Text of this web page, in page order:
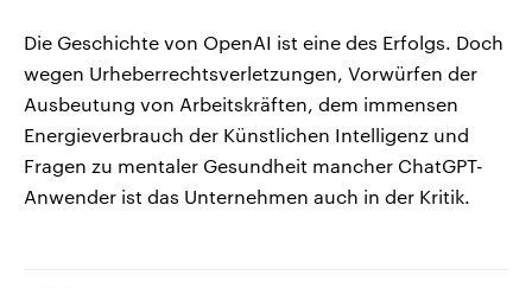
Die Geschichte von OpenAI ist eine des Erfolgs. Doch
wegen Urheberrechtsverletzungen, Vorwürfen der
Ausbeutung von Arbeitskräften, dem immensen
Energieverbrauch der Künstlichen Intelligenz und
Fragen zu mentaler Gesundheit mancher ChatGPT-
Anwender ist das Unternehmen auch in der Kritik.